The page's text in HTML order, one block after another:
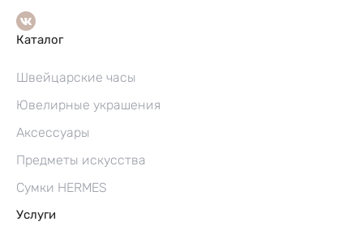
Каталог
Швейцарские часы
Ювелирные украшения
Аксессуары
Предметы искусства
Сумки HERMES
Услуги